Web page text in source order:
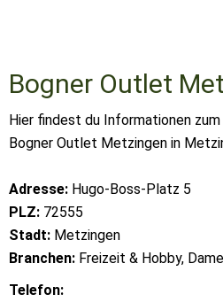
Bogner Outlet
Hier findest du Informationen
Bogner Outlet Metzingen in
Adresse: Hugo-Boss-Platz 5
PLZ: 72555
Stadt: Metzingen
Branchen: Freizeit & Hobby,
Telefon: